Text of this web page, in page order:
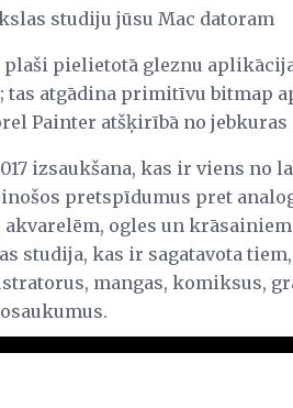
studiju jūsu Mac datoram
plaši pielietotā gleznu
atgādina primitīvu bitmap
Painter atšķirībā no
izsaukšana, kas ir viens no
pretspīdumus pret
ogles un
studija, kas ir sagatavota
mangas, komiksus,